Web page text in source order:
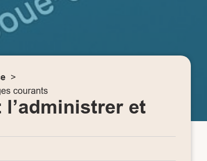
courants
et